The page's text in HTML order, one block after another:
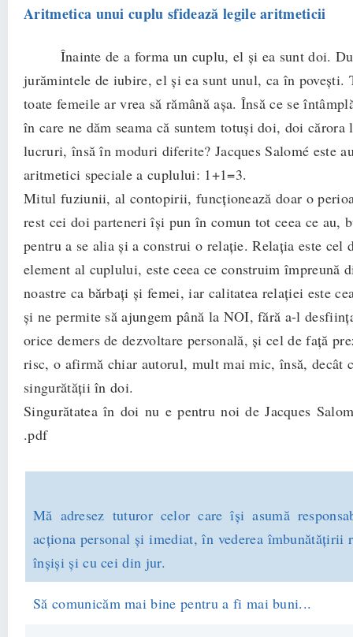
Aritmetica unui cuplu sfidează legile aritmeticii
Înainte de a forma un cuplu, el şi ea sunt doi.
jurămintele de iubire, el şi ea sunt unul, ca în poveşti.
toate femeile ar vrea să rămână aşa. Însă ce se
în care ne dăm seama că suntem totuşi doi, doi cărora
lucruri, însă în moduri diferite? Jacques Salomé este
aritmetici speciale a cuplului: 1+1=3.
Mitul fuziunii, al contopirii, funcţionează doar o
rest cei doi parteneri îşi pun în comun tot ceea ce au,
pentru a se alia şi a construi o relaţie. Relaţia este cel
element al cuplului, este ceea ce construim împreună
noastre ca bărbaţi şi femei, iar calitatea relaţiei este
şi ne permite să ajungem până la NOI, fără a-l
orice demers de dezvoltare personală, şi cel de faţă
risc, o afirmă chiar autorul, mult mai mic, însă, decât
singurătăţii în doi.
Singurătatea în doi nu e pentru noi de Jacques
.pdf
Mă adresez tuturor celor care îşi asumă
acţiona personal şi imediat, în vederea
înşişi şi cu cei din jur.
Să comunicăm mai bine pentru a fi mai buni...